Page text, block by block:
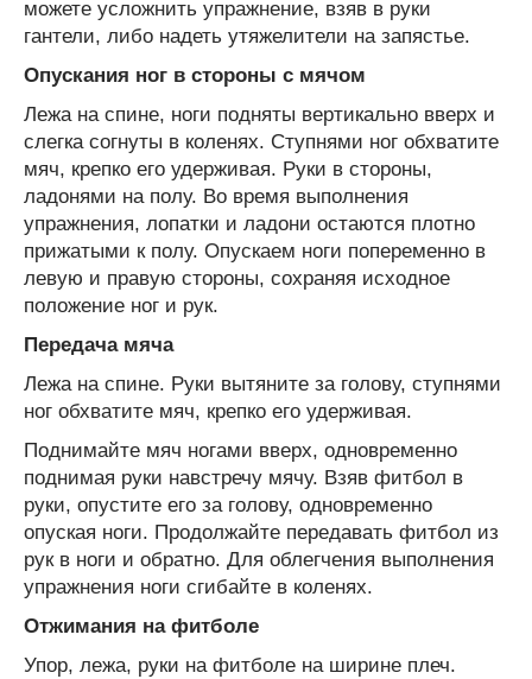
можете усложнить упражнение, взяв в руки
гантели, либо надеть утяжелители на запястье.
Опускания ног в стороны с мячом
Лежа на спине, ноги подняты вертикально вверх и
слегка согнуты в коленях. Ступнями ног обхватите
мяч, крепко его удерживая. Руки в стороны,
ладонями на полу. Во время выполнения
упражнения, лопатки и ладони остаются плотно
прижатыми к полу. Опускаем ноги попеременно в
левую и правую стороны, сохраняя исходное
положение ног и рук.
Передача мяча
Лежа на спине. Руки вытяните за голову, ступнями
ног обхватите мяч, крепко его удерживая.
Поднимайте мяч ногами вверх, одновременно
поднимая руки навстречу мячу. Взяв фитбол в
руки, опустите его за голову, одновременно
опуская ноги. Продолжайте передавать фитбол из
рук в ноги и обратно. Для облегчения выполнения
упражнения ноги сгибайте в коленях.
Отжимания на фитболе
Упор, лежа, руки на фитболе на ширине плеч.